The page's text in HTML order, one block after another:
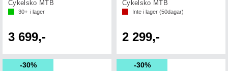
Cykelsko MTB
30+ i lager
3 699,-
Cykelsko MTB
Inte i lager (50dagar)
2 299,-
30% 30%